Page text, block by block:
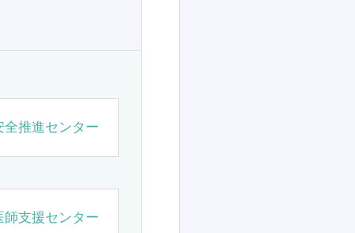
全推進センター
師支援センター